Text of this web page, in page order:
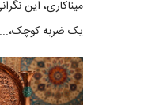
میناکاری، این
یک ضربه کوچک،...